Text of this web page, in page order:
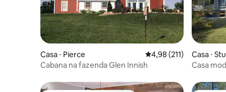
Casa ⋅ Pierce 4,98 de uma avaliação
4,98 (211)
Cabana na fazenda Glen Innish
Casa ⋅
Casa